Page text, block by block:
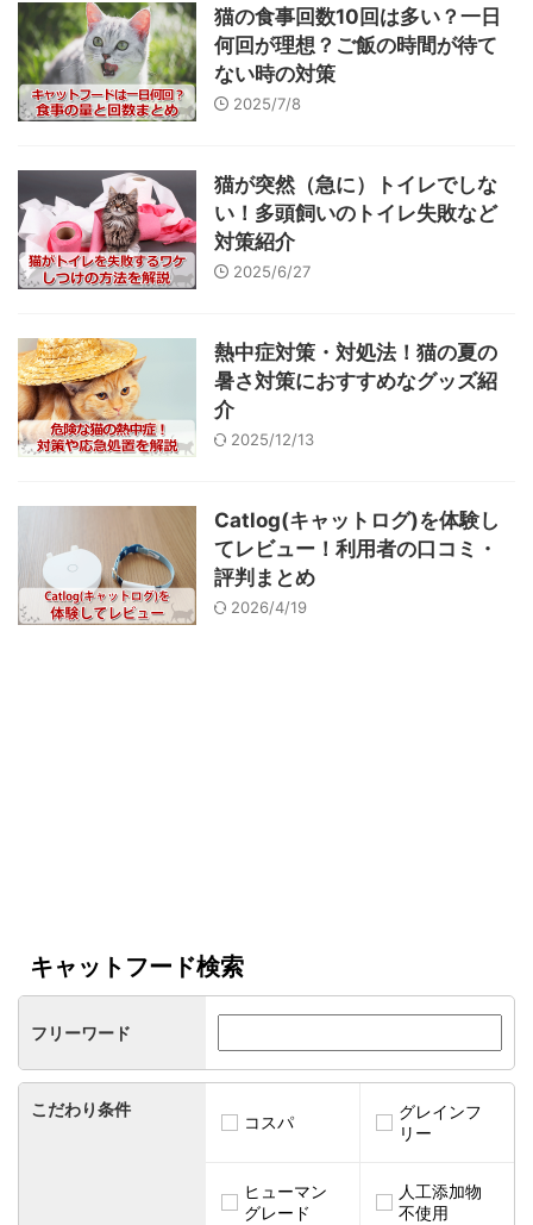
猫の食事回数10回は多い？一日
何回が理想？ご飯の時間が待て
ない時の対策
2025/7/8
猫が突然（急に）トイレでしな
い！多頭飼いのトイレ失敗など
対策紹介
2025/6/27
熱中症対策・対処法！猫の夏の
暑さ対策におすすめなグッズ紹
介
2025/12/13
Catlog(キャットログ)を体験し
てレビュー！利用者の口コミ・
評判まとめ
2026/4/19
キャットフード検索
フリーワード
こだわり条件
コスパ
グレインフ
リー
ヒューマン
グレード
人工添加物
不使用